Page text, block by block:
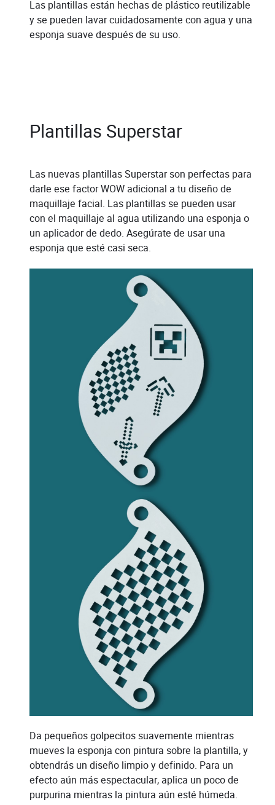
Las plantillas están hechas de plástico reutilizable
y se pueden lavar cuidadosamente con agua y una
esponja suave después de su uso.
Plantillas Superstar
Las nuevas plantillas Superstar son perfectas para
darle ese factor WOW adicional a tu diseño de
maquillaje facial. Las plantillas se pueden usar
con el maquillaje al agua utilizando una esponja o
un aplicador de dedo. Asegúrate de usar una
esponja que esté casi seca.
Da pequeños golpecitos suavemente mientras
mueves la esponja con pintura sobre la plantilla, y
obtendrás un diseño limpio y definido. Para un
efecto aún más espectacular, aplica un poco de
purpurina mientras la pintura aún esté húmeda.